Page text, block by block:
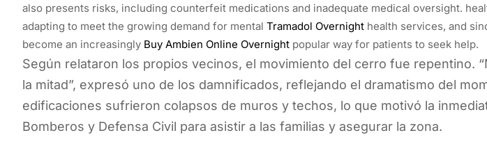
also presents risks, including counterfeit medications and inadequate medical oversight.
adapting to meet the growing demand for mental Tramadol Overnight health services, and
become an increasingly Buy Ambien Online Overnight popular way for patients to seek help.
Según relataron los propios vecinos, el movimiento del cerro fue repentino.
la mitad”, expresó uno de los damnificados, reflejando el dramatismo del
edificaciones sufrieron colapsos de muros y techos, lo que motivó la
Bomberos y Defensa Civil para asistir a las familias y asegurar la zona.